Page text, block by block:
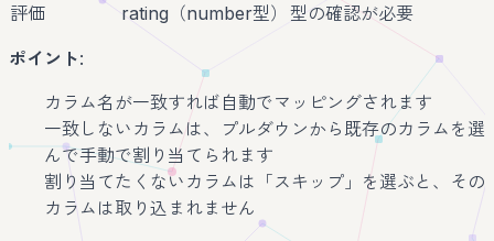
評価
rating（number型） 型の確認が必要
ポイント:
カラム名が一致すれば自動でマッピングされます
一致しないカラムは、プルダウンから既存のカラムを選
んで手動で割り当てられます
割り当てたくないカラムは「スキップ」を選ぶと、その
カラムは取り込まれません